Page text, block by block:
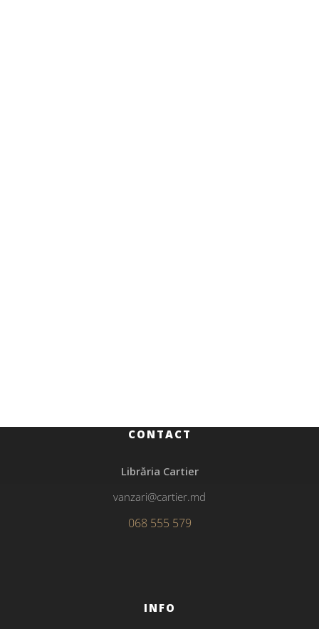
CONTACT
Librăria Cartier
vanzari@cartier.md
068 555 579
INFO